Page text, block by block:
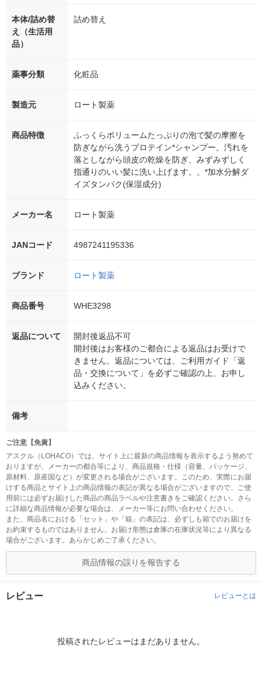
本体/詰め替
え（生活用
品）
詰め替え
薬事分類 化粧品
製造元 ロート製薬
商品特徴
ふっくらボリュームたっぷりの泡で髪の摩擦を
防ぎながら洗うプロテイン*シャンプー。汚れを
落としながら頭皮の乾燥を防ぎ、みずみずしく
指通りのいい髪に洗い上げます。。*加水分解ダ
イズタンパク(保湿成分)
メーカー名 ロート製薬
JANコード 4987241195336
ブランド ロート製薬
商品番号 WHE3298
返品について
開封後返品不可
開封後はお客様のご都合による返品はお受けで
きません。返品については、ご利用ガイド「返
品・交換について」を必ずご確認の上、お申し
込みください。
備考
ご注意【免責】
アスクル（LOHACO）では、サイト上に最新の商品情報を表示するよう努めて
おりますが、メーカーの都合等により、商品規格・仕様（容量、パッケージ、
原材料、原産国など）が変更される場合がございます。このため、実際にお届
けする商品とサイト上の商品情報の表記が異なる場合がございますので、ご使
用前には必ずお届けした商品の商品ラベルや注意書きをご確認ください。さら
に詳細な商品情報が必要な場合は、メーカー等にお問い合わせください。
また、商品名における「セット」や「箱」の表記は、必ずしも箱でのお届けを
お約束するものではありません。お届け形態は倉庫の在庫状況等により異なる
場合がございます。あらかじめご了承ください。
商品情報の誤りを報告する
レビュー レビューとは
投稿されたレビューはまだありません。